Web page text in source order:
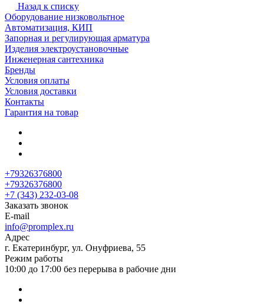
Назад к списку
Оборудование низковольтное
Автоматизация, КИП
Запорная и регулирующая арматура
Изделия электроустановочные
Инженерная сантехника
Бренды
Условия оплаты
Условия доставки
Контакты
Гарантия на товар
+79326376800
+79326376800
+7 (343) 232-03-08
Заказать звонок
E-mail
info@promplex.ru
Адрес
г. Екатеринбург, ул. Онуфриева, 55
Режим работы
10:00 до 17:00 без перерыва в рабочие дни